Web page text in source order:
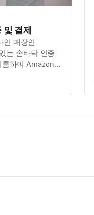
및 결제
인 매장인
는 손바닥 인증
름하여 Amazon
른 보안